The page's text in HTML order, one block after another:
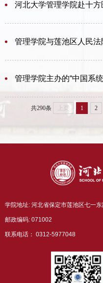
管理学院与莲池区人民
共290条 上页 1 2
学院地址: 河北省保定市莲池区七一
邮政编码: 071002
联系电话： 0312-5977048